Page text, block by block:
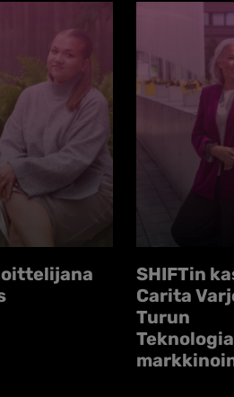
SHIFTin
Carita
Turun